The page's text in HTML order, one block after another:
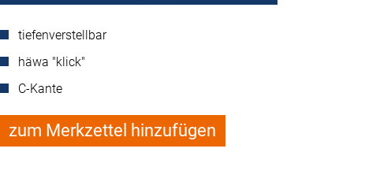
tiefenverstellbar
häwa "klick"
C-Kante
zum Merkzettel hinzufügen